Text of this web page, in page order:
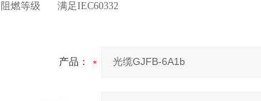
阻燃等级 满足IEC60332
产品：